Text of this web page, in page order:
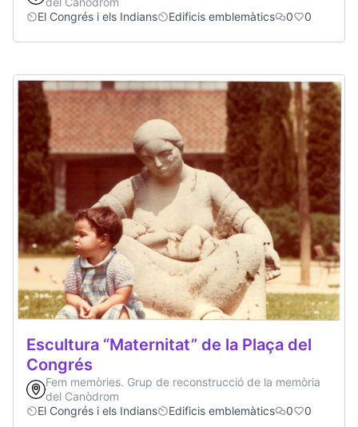
El Congrés i els Indians
Edificis emblemàtics 0 0
Escultura “Maternitat” de la Plaça del
Congrés
Fem memòries. Grup de reconstrucció de la memòria
del Canòdrom
El Congrés i els Indians
Edificis emblemàtics 0 0